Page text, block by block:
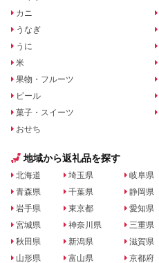
カニ
うなぎ
うに
米
果物・フルーツ
ビール
菓子・スイーツ
おせち
地域から返礼品を探す
北海道
青森県
岩手県
宮城県
秋田県
山形県
埼玉県
千葉県
東京都
神奈川県
新潟県
富山県
岐阜県
静岡県
愛知県
三重県
滋賀県
京都府